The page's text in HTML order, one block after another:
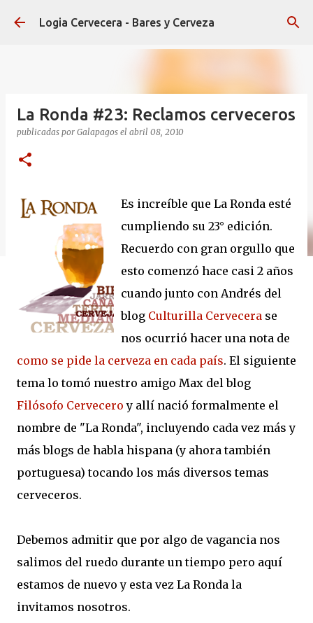
Ir al contenido principal
Logia Cervecera - Bares y Cerveza
La Ronda #23: Reclamos cerveceros
publicadas por Galapagos el abril 08, 2010
Es increíble que La Ronda esté
cumpliendo su 23° edición.
Recuerdo con gran orgullo que
esto comenzó hace casi 2 años
cuando junto con Andrés del
blog Culturilla Cervecera se
nos ocurrió hacer una nota de
como se pide la cerveza en cada país. El siguiente
tema lo tomó nuestro amigo Max del blog
Filósofo Cervecero y allí nació formalmente el
nombre de "La Ronda", incluyendo cada vez más y
más blogs de habla hispana (y ahora también
portuguesa) tocando los más diversos temas
cerveceros.
Debemos admitir que por algo de vagancia nos
salimos del ruedo durante un tiempo pero aquí
estamos de nuevo y esta vez La Ronda la
invitamos nosotros.